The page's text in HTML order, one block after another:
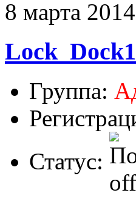
8 марта
Группа:
Статус: